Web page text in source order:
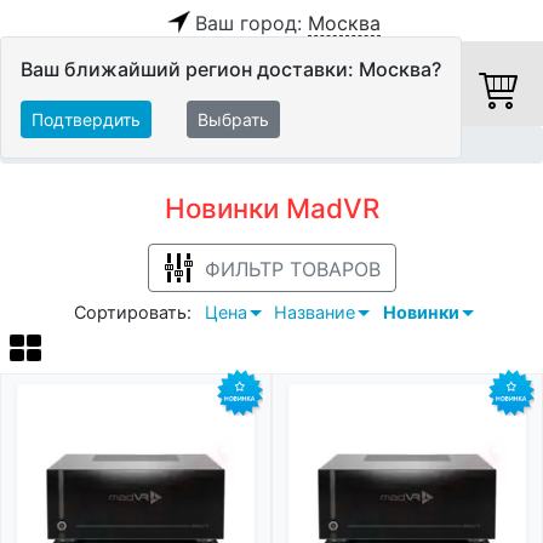
Ваш город: Москва
Ваш ближайший регион доставки: Москва?
Подтвердить Выбрать
Новинки MadVR
ФИЛЬТР ТОВАРОВ
Сортировать: Цена Название Новинки